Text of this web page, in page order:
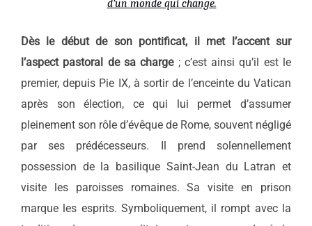
d’un monde qui change.
Dès le début de son pontificat, il met l’accent sur
l’aspect pastoral de sa charge; c’est ainsi qu’il est le
premier, depuis Pie IX, à sortir de l’enceinte du Vatican
après son élection, ce qui lui permet d’assumer
pleinement son rôle d’évêque de Rome, souvent négligé
par ses prédécesseurs. Il prend solennellement
possession de la basilique Saint-Jean du Latran et
visite les paroisses romaines. Sa visite en prison
marque les esprits. Symboliquement, il rompt avec la